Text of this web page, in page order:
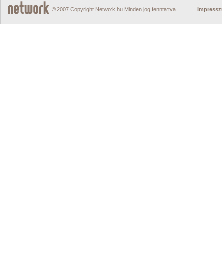
© 2007 Copyright Network.hu Minden jog fenntartva.